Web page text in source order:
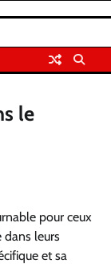
le
pour ceux
dans leurs
et sa